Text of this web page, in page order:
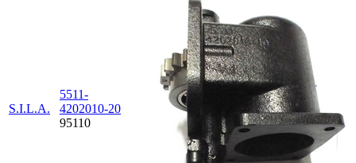
S.I.L.A.
5511-
4202010-20
95110